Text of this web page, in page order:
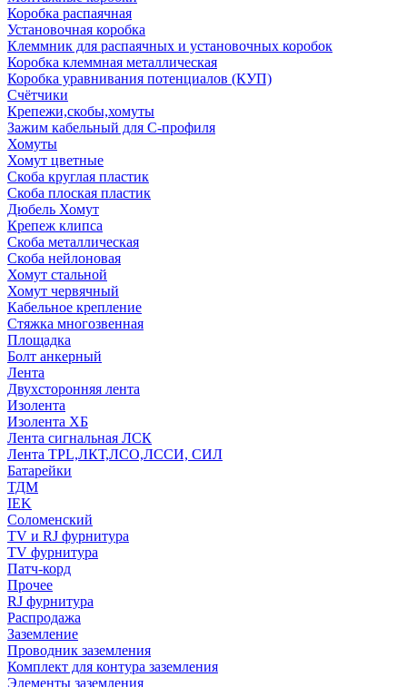
Коробка распаячная
Установочная коробка
Клеммник для распаячных и установочных коробок
Коробка клеммная металлическая
Коробка уравнивания потенциалов (КУП)
Счётчики
Крепежи,скобы,хомуты
Зажим кабельный для С-профиля
Хомуты
Хомут цветные
Скоба круглая пластик
Скоба плоская пластик
Дюбель Хомут
Крепеж клипса
Скоба металлическая
Скоба нейлоновая
Хомут стальной
Хомут червячный
Кабельное крепление
Стяжка многозвенная
Площадка
Болт анкерный
Лента
Двухсторонняя лента
Изолента
Изолента ХБ
Лента сигнальная ЛСК
Лента TPL,ЛКТ,ЛСО,ЛССИ, СИЛ
Батарейки
ТДМ
IEK
Соломенский
TV и RJ фурнитура
TV фурнитура
Патч-корд
Прочее
RJ фурнитура
Распродажа
Заземление
Проводник заземления
Комплект для контура заземления
Элементы заземления